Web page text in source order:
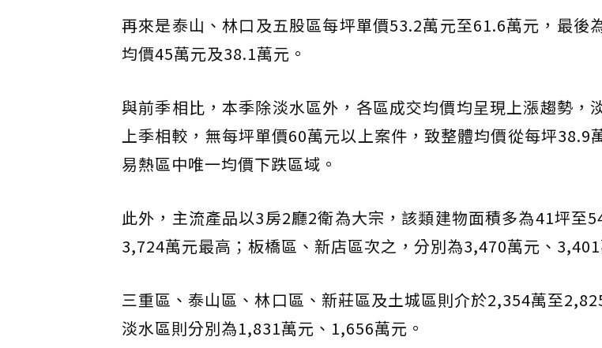
再來是泰山、林口及五股區每坪單價53.2萬元至61.6萬元，最後
均價45萬元及38.1萬元。
與前季相比，本季除淡水區外，各區成交均價均呈現上漲趨勢，
上季相較，無每坪單價60萬元以上案件，致整體均價從每坪38.9
易熱區中唯一均價下跌區域。
此外，主流產品以3房2廳2衛為大宗，該類建物面積多為41坪至
3,724萬元最高；板橋區、新店區次之，分別為3,470萬元、3,401
三重區、泰山區、林口區、新莊區及土城區則介於2,354萬至
淡水區則分別為1,831萬元、1,656萬元。